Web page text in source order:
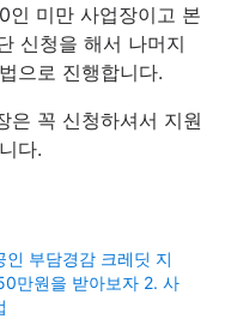
인 미만 사업장이고 본
신청을 해서 나머지
으로 진행합니다.
은 꼭 신청하셔서 지원
다.
인 부담경감 크레딧 지
만원을 받아보자 2. 사